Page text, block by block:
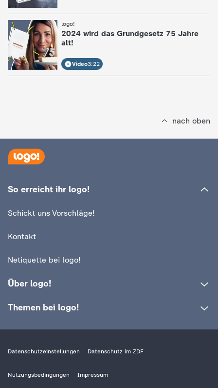
Z
D
logo!
:
2024 wird das Grundgesetz 75 Jahre
alt!
Video3:22
nach oben
So erreicht ihr logo!
Schickt uns Vorschläge!
Kontakt
Netiquette bei logo!
Über logo!
Themen bei logo!
Datenschutzeinstellungen Datenschutz im ZDF
Nutzungsbedingungen Impressum